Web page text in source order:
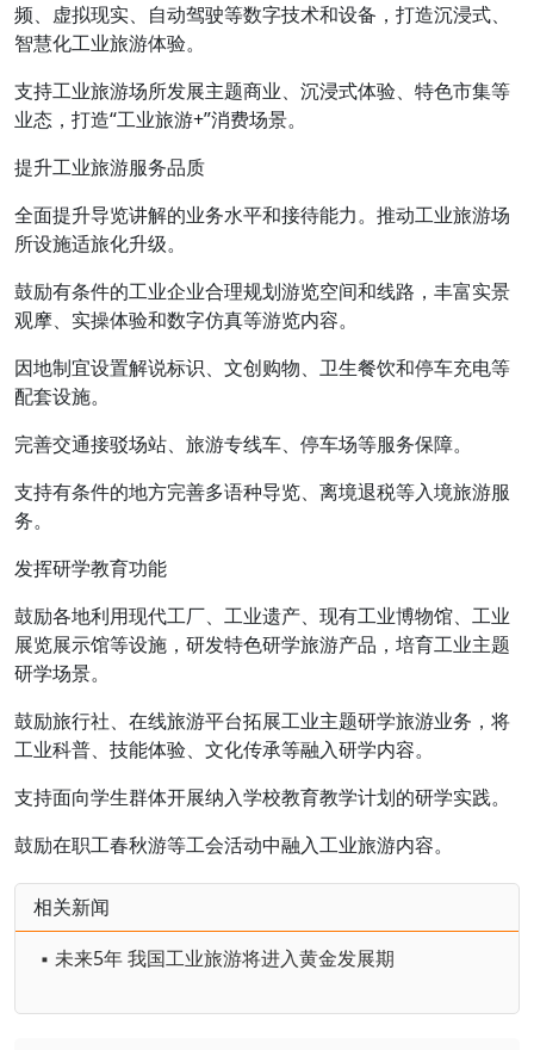
频、虚拟现实、自动驾驶等数字技术和设备，打造沉浸式、
智慧化工业旅游体验。
支持工业旅游场所发展主题商业、沉浸式体验、特色市集等
业态，打造“工业旅游+”消费场景。
提升工业旅游服务品质
全面提升导览讲解的业务水平和接待能力。推动工业旅游场
所设施适旅化升级。
鼓励有条件的工业企业合理规划游览空间和线路，丰富实景
观摩、实操体验和数字仿真等游览内容。
因地制宜设置解说标识、文创购物、卫生餐饮和停车充电等
配套设施。
完善交通接驳场站、旅游专线车、停车场等服务保障。
支持有条件的地方完善多语种导览、离境退税等入境旅游服
务。
发挥研学教育功能
鼓励各地利用现代工厂、工业遗产、现有工业博物馆、工业
展览展示馆等设施，研发特色研学旅游产品，培育工业主题
研学场景。
鼓励旅行社、在线旅游平台拓展工业主题研学旅游业务，将
工业科普、技能体验、文化传承等融入研学内容。
支持面向学生群体开展纳入学校教育教学计划的研学实践。
鼓励在职工春秋游等工会活动中融入工业旅游内容。
相关新闻
▪ 未来5年 我国工业旅游将进入黄金发展期